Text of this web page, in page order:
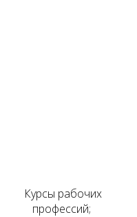
Курсы рабочих
профессий;